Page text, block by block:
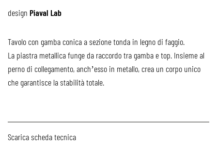
design Piaval Lab
Tavolo con gamba conica a sezione tonda in legno di faggio.
La piastra metallica funge da raccordo tra gamba e top. Insieme al
perno di collegamento, anch’esso in metallo, crea un corpo unico
che garantisce la stabilità totale.
Scarica scheda tecnica